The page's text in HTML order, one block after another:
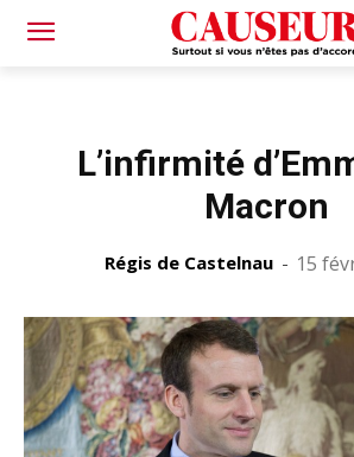
L’infirmité
Macron
Régis de Castelnau - 15